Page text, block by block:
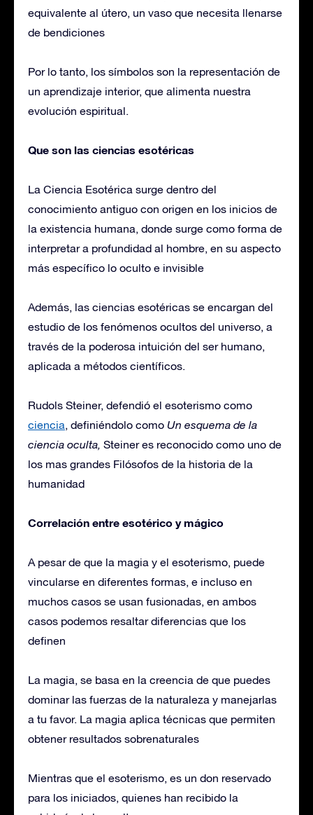
equivalente al útero, un vaso que necesita llenarse
de bendiciones
Por lo tanto, los símbolos son la representación de
un aprendizaje interior, que alimenta nuestra
evolución espiritual.
Que son las ciencias esotéricas
La Ciencia Esotérica surge dentro del
conocimiento antiguo con origen en los inicios de
la existencia humana, donde surge como forma de
interpretar a profundidad al hombre, en su aspecto
más específico lo oculto e invisible
Además, las ciencias esotéricas se encargan del
estudio de los fenómenos ocultos del universo, a
través de la poderosa intuición del ser humano,
aplicada a métodos científicos.
Rudols Steiner, defendió el esoterismo como
ciencia, definiéndolo como Un esquema de la
ciencia oculta, Steiner es reconocido como uno de
los mas grandes Filósofos de la historia de la
humanidad
Correlación entre esotérico y mágico
A pesar de que la magia y el esoterismo, puede
vincularse en diferentes formas, e incluso en
muchos casos se usan fusionadas, en ambos
casos podemos resaltar diferencias que los
definen
La magia, se basa en la creencia de que puedes
dominar las fuerzas de la naturaleza y manejarlas
a tu favor. La magia aplica técnicas que permiten
obtener resultados sobrenaturales
Mientras que el esoterismo, es un don reservado
para los iniciados, quienes han recibido la